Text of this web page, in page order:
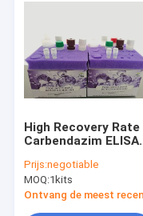
Testkit voor
Melk testkit
IVD snelle
High Recovery Rate
Carbendazim ELISA
detectie en hoge
gevoeligheid voor
voedselveiligheid
Prijs:negotiable
MOQ:1kits
Ontvang de meest